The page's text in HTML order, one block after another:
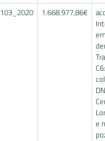
103_2020 1.668.977,86€
e